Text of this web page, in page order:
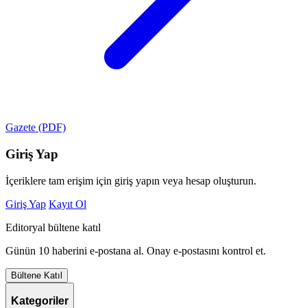
Gazete (PDF)
Giriş Yap
İçeriklere tam erişim için giriş yapın veya hesap oluşturun.
Giriş Yap Kayıt Ol
Editoryal bültene katıl
Günün 10 haberini e-postana al. Onay e-postasını kontrol et.
Bültene Katıl
Kategoriler